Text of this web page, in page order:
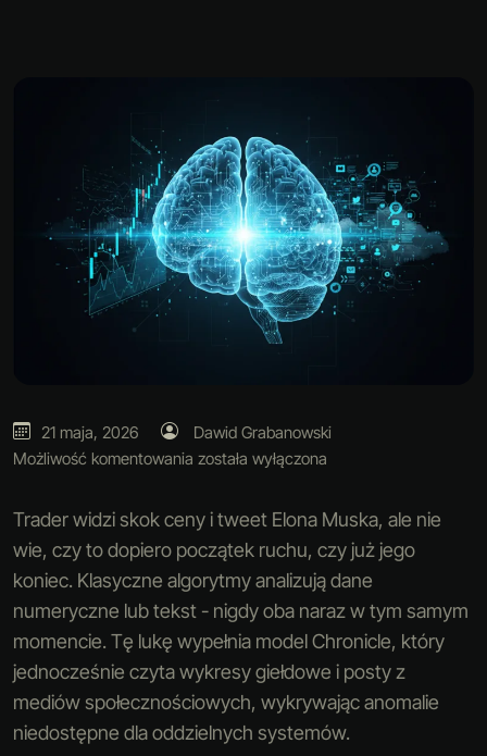
21 maja, 2026
Dawid Grabanowski
Możliwość komentowania została wyłączona
Trader widzi skok ceny i tweet Elona Muska, ale nie
wie, czy to dopiero początek ruchu, czy już jego
koniec. Klasyczne algorytmy analizują dane
numeryczne lub tekst - nigdy oba naraz w tym samym
momencie. Tę lukę wypełnia model Chronicle, który
jednocześnie czyta wykresy giełdowe i posty z
mediów społecznościowych, wykrywając anomalie
niedostępne dla oddzielnych systemów.